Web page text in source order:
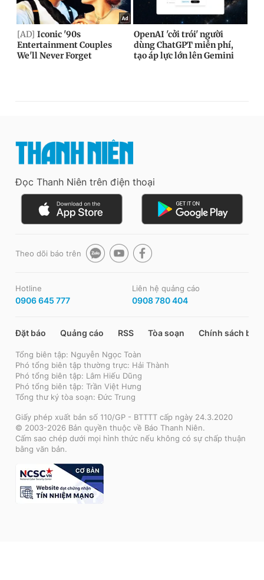
Đọc Thanh Niên trên điện thoại
Theo dõi báo trên
Hotline
0906 645 777
Liên hệ quảng cáo
0908 780 404
Đặt báo Quảng cáo RSS Tòa soạn Chính sách bảo
Tổng biên tập: Nguyễn Ngọc Toàn
Phó tổng biên tập thường trực: Hải Thành
Phó tổng biên tập: Lâm Hiếu Dũng
Phó tổng biên tập: Trần Việt Hưng
Tổng thư ký tòa soạn: Đức Trung
Giấy phép xuất bản số 110/GP - BTTTT cấp ngày 24.3.2020
© 2003-2026 Bản quyền thuộc về Báo Thanh Niên.
Cấm sao chép dưới mọi hình thức nếu không có sự chấp thuận
bằng văn bản.